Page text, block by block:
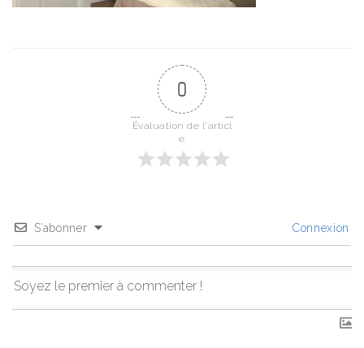
0
Évaluation de l'articl
e
S’abonner Connexion